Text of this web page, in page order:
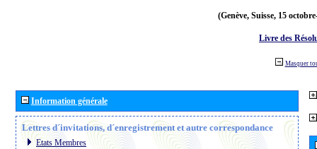
(Genève, Suisse, 15
Livre des
Masquer
Information générale
Lettres d´invitations, d´enregistrement et autre correspondance
Etats Membres